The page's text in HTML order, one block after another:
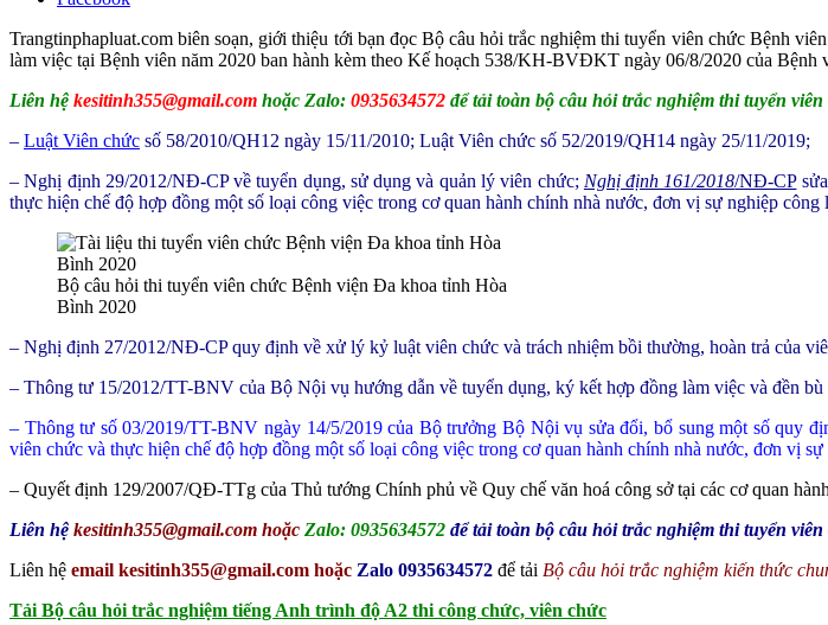
Trangtinphapluat.com biên soạn, giới thiệu tới bạn đọc Bộ câu hỏi trắc nghiệm thi tuyển viên chức Bệnh
làm việc tại Bệnh viên năm 2020 ban hành kèm theo Kế hoạch 538/KH-BVĐKT ngày 06/8/2020 của Bệnh
Liên hệ kesitinh355@gmail.com hoặc Zalo: 0935634572 để tải toàn bộ câu hỏi trắc nghiệm thi tuyển
– Luật Viên chức số 58/2010/QH12 ngày 15/11/2010; Luật Viên chức số 52/2019/QH14 ngày 25/11/2019;
– Nghị định 29/2012/NĐ-CP về tuyển dụng, sử dụng và quản lý viên chức; Nghị định 161/2018/NĐ-CPsửa
thực hiện chế độ hợp đồng một số loại công việc trong cơ quan hành chính nhà nước, đơn vị sự nghiệp công
Bộ câu hỏi thi tuyển viên chức Bệnh viện Đa khoa tỉnh Hòa
Bình 2020
– Nghị định 27/2012/NĐ-CP quy định về xử lý kỷ luật viên chức và trách nhiệm bồi thường, hoàn trả của
– Thông tư 15/2012/TT-BNV của Bộ Nội vụ hướng dẫn về tuyển dụng, ký kết hợp đồng làm việc và đền
– Thông tư số 03/2019/TT-BNV ngày 14/5/2019 của Bộ trưởng Bộ Nội vụ sửa đổi, bổ sung một số quy
viên chức và thực hiện chế độ hợp đồng một số loại công việc trong cơ quan hành chính nhà nước, đơn vị
– Quyết định 129/2007/QĐ-TTg của Thủ tướng Chính phủ về Quy chế văn hoá công sở tại các cơ quan
Liên hệ kesitinh355@gmail.com hoặc Zalo: 0935634572 để tải toàn bộ câu hỏi trắc nghiệm thi tuyển
Liên hệ email kesitinh355@gmail.com hoặc Zalo 0935634572 để tải Bộ câu hỏi trắc nghiệm kiến thức
Tải Bộ câu hỏi trắc nghiệm tiếng Anh trình độ A2 thi công chức, viên chức